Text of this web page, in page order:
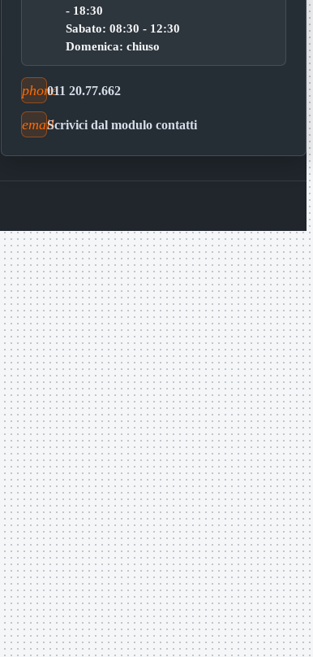
- 18:30
Sabato: 08:30 - 12:30
Domenica: chiuso
phone011 20.77.662
emailScrivici dal modulo contatti